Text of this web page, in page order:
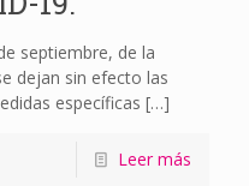
septiembre, de la
dejan sin efecto las
específicas […]
Leer más